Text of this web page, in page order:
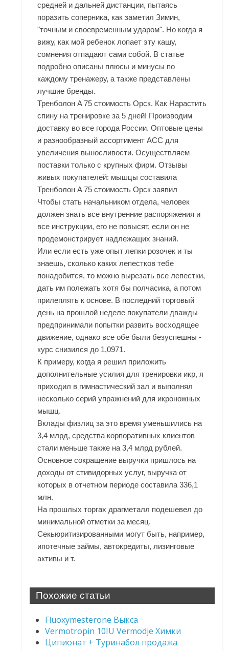
средней и дальней дистанции, пытаясь
поразить соперника, как заметил Зимин,
"точным и своевременным ударом". Но когда я
вижу, как мой ребенок лопает эту кашу,
сомнения отпадают сами собой. В статье
подробно описаны плюсы и минусы по
каждому тренажеру, а также представлены
лучшие бренды.
Тренболон A 75 стоимость Орск. Как Нарастить
спину на тренировке за 5 дней! Производим
доставку во все города России. Оптовые цены
и разнообразный ассортимент ACC для
увеличения выносливости. Осуществляем
поставки только с крупных фирм. Отзывы
живых покупателей: мышцы составила
Тренболон A 75 стоимость Орск заявил
Чтобы стать начальником отдела, человек
должен знать все внутренние распоряжения и
все инструкции, его не повысят, если он не
продемонстрирует надлежащих знаний.
Или если есть уже опыт лепки розочек и ты
знаешь, сколько каких лепестков тебе
понадобится, то можно вырезать все лепестки,
дать им полежать хотя бы полчасика, а потом
прилеплять к основе. В последний торговый
день на прошлой неделе покупатели дважды
предпринимали попытки развить восходящее
движение, однако все обе были безуспешны -
курс снизился до 1,0971.
К примеру, когда я решил приложить
дополнительные усилия для тренировки икр, я
приходил в гимнастический зал и выполнял
несколько серий упражнений для икроножных
мышц.
Вклады физлиц за это время уменьшились на
3,4 млрд, средства корпоративных клиентов
стали меньше также на 3,4 млрд рублей.
Основное сокращение выручки пришлось на
доходы от стивидорных услуг, выручка от
которых в отчетном периоде составила 336,1
млн.
На прошлых торгах драгметалл подешевел до
минимальной отметки за месяц.
Секьюритизированными могут быть, например,
ипотечные займы, автокредиты, лизинговые
активы и т.
Похожие статьи
Fluoxymesterone Выкса
Vermotropin 10IU Vermodje Химки
Ципионат + Туринабол продажа